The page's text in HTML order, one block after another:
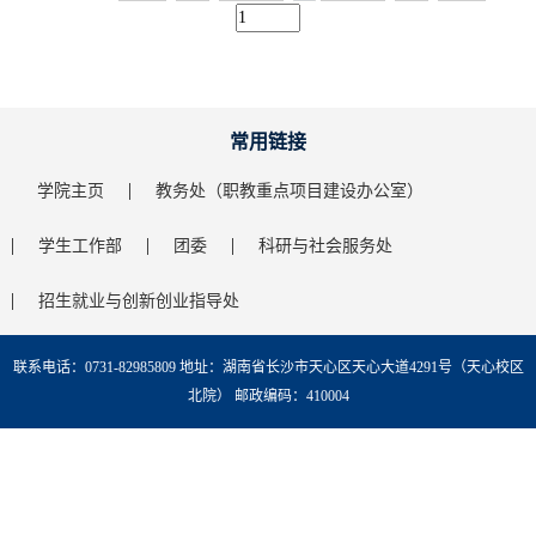
常用链接
学院主页 教务处（职教重点项目建设办公室）
学生工作部 团委 科研与社会服务处
招生就业与创新创业指导处
联系电话：0731-82985809 地址：湖南省长沙市天心区天心大道4291号（天心校区
北院） 邮政编码：410004